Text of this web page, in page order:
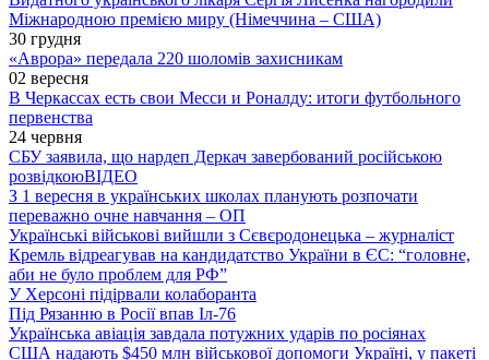
Міжнародною премією миру (Німеччина – США)
30 грудня
«Аврора» передала 220 шоломів захисникам
02 вересня
В Черкассах есть свои Месси и Роналду: итоги футбольного
первенства
24 червня
СБУ заявила, що нардеп Деркач завербований російською
розвідкоюВІДЕО
З 1 вересня в українських школах планують розпочати
переважно очне навчання – ОП
Українські військові вийшли з Сєвєродонецька – журналіст
Кремль відреагував на кандидатство України в ЄС: “головне,
аби не було проблем для РФ”
У Херсоні підірвали колаборанта
Під Рязанню в Росії впав Іл-76
Українська авіація завдала потужних ударів по росіянах
США надають $450 млн військової допомоги Україні, у пакеті